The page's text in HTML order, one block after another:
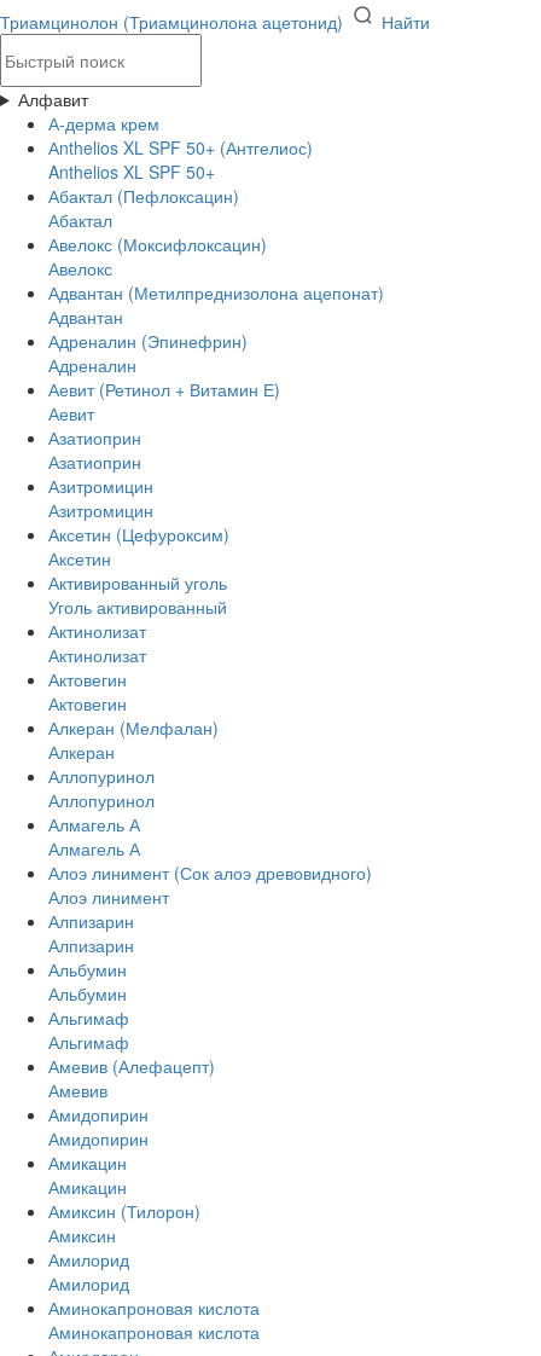
Триамцинолон (Триамцинолона ацетонид) Найти
Алфавит
А-дерма крем
Аnthelios XL SPF 50+ (Антгелиос)
Anthelios XL SPF 50+
Абактал (Пефлоксацин)
Абактал
Авелокс (Моксифлоксацин)
Авелокс
Адвантан (Метилпреднизолона ацепонат)
Адвантан
Адреналин (Эпинефрин)
Адреналин
Аевит (Ретинол + Витамин Е)
Аевит
Азатиоприн
Азатиоприн
Азитромицин
Азитромицин
Аксетин (Цефуроксим)
Аксетин
Активированный уголь
Уголь активированный
Актинолизат
Актинолизат
Актовегин
Актовегин
Алкеран (Мелфалан)
Алкеран
Аллопуринол
Аллопуринол
Алмагель А
Алмагель А
Алоэ линимент (Сок алоэ древовидного)
Алоэ линимент
Алпизарин
Алпизарин
Альбумин
Альбумин
Альгимаф
Альгимаф
Амевив (Алефацепт)
Амевив
Амидопирин
Амидопирин
Амикацин
Амикацин
Амиксин (Тилорон)
Амиксин
Амилорид
Амилорид
Аминокапроновая кислота
Аминокапроновая кислота